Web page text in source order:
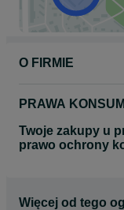
O FIRMIE
PRAWA
Twoje zakupy u
prawo ochrony
Więcej od tego